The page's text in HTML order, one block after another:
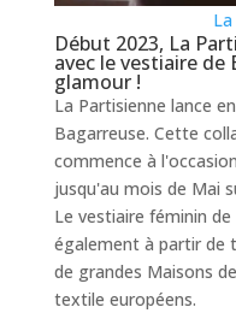
Début 2023, La
avec le vestiaire de
glamour !
La Partisienne lance
Bagarreuse. Cette
commence à
jusqu'au mois de Mai
Le vestiaire féminin
également à partir de
de grandes Maisons
textile européens.